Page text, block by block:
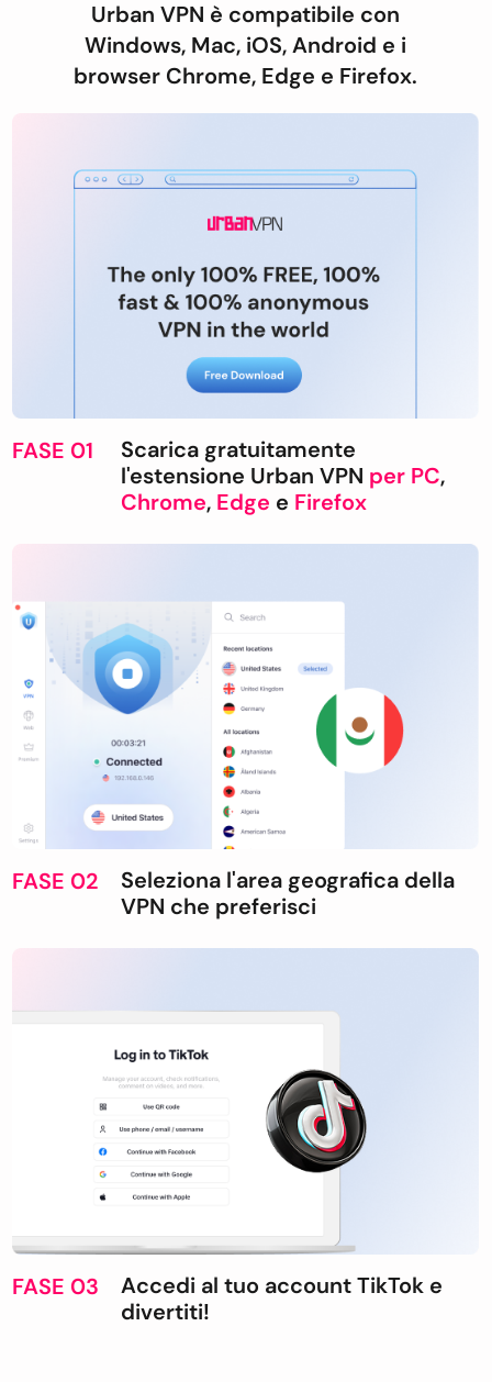
Urban VPN è compatibile con
Windows, Mac, iOS, Android e i
browser Chrome, Edge e Firefox.
FASE 01
Scarica gratuitamente
l'estensione Urban VPN per PC,
Chrome, Edge e Firefox
FASE 02
Seleziona l'area geografica della
VPN che preferisci
FASE 03
Accedi al tuo account TikTok e
divertiti!